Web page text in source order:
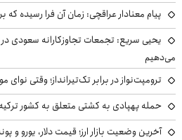
پیام معنادار عراقچی: زمان آن فرا رسیده که
یحیی سریع: تجمعات تجاوزکارانه سعودی
می‌دهیم
ترومپت‌نواز در برابر تک‌تیرانداز؛ وقتی
حمله پهپادی به کشتی متعلق به کشور
آخرین وضعیت بازار ارز؛ قیمت دلار، یورو و پوند جمعه ۱۶